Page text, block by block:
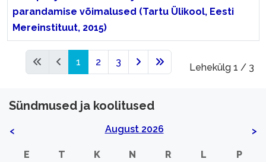
Artiklid
parandamise võimalused (Tartu Ülikool, Eesti
Mereinstituut, 2015)
Lehekülg 1 / 3
1 2 3
Sündmused ja koolitused
< August 2026 >
E T K N R L
P